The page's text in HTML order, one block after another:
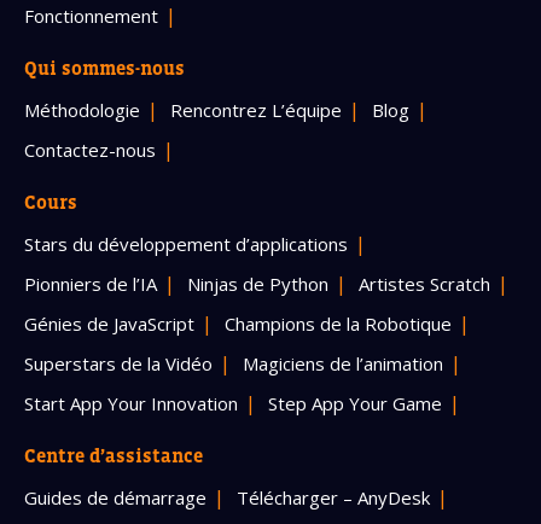
Fonctionnement
Qui sommes-nous
Méthodologie Rencontrez L’équipe
Blog
Contactez-nous
Cours
Stars du développement d’applications
Pionniers de l’IA
Ninjas de Python
Artistes Scratch
Génies de JavaScript
Champions de la Robotique
Superstars de la Vidéo
Magiciens de l’animation
Start App Your Innovation
Step App Your Game
Centre d’assistance
Guides de démarrage
Télécharger – AnyDesk